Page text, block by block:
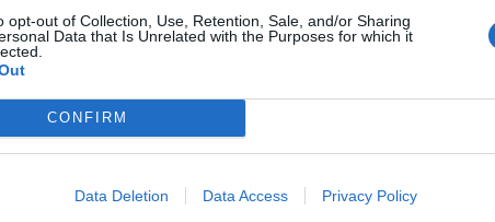
opt-out of Collection, Use, Retention, Sale, and/or Sharing
Data that Is Unrelated with the Purposes for which it
CONFIRM
Data Deletion Data Access Privacy Policy
διαχείριση των αστικών
ΡΟΗ ΕΙΔΗΣΕΩΝ